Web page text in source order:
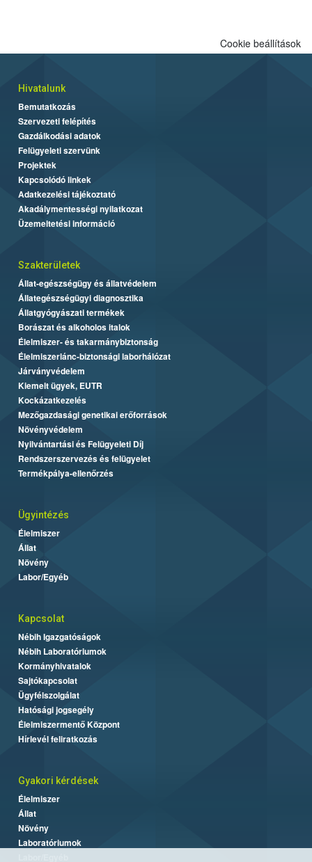
Cookie beállítások
Hivatalunk
Bemutatkozás
Szervezeti felépítés
Gazdálkodási adatok
Felügyeleti szervünk
Projektek
Kapcsolódó linkek
Adatkezelési tájékoztató
Akadálymentességi nyilatkozat
Üzemeltetési információ
Szakterületek
Állat-egészségügy és állatvédelem
Állategészségügyi diagnosztika
Állatgyógyászati termékek
Borászat és alkoholos italok
Élelmiszer- és takarmánybiztonság
Élelmiszerlánc-biztonsági laborhálózat
Járványvédelem
Kiemelt ügyek, EUTR
Kockázatkezelés
Mezőgazdasági genetikai erőforrások
Növényvédelem
Nyilvántartási és Felügyeleti Díj
Rendszerszervezés és felügyelet
Termékpálya-ellenőrzés
Ügyintézés
Élelmiszer
Állat
Növény
Labor/Egyéb
Kapcsolat
Nébih Igazgatóságok
Nébih Laboratóriumok
Kormányhivatalok
Sajtókapcsolat
Ügyfélszolgálat
Hatósági jogsegély
Élelmiszermentő Központ
Hírlevél feliratkozás
Gyakori kérdések
Élelmiszer
Állat
Növény
Laboratóriumok